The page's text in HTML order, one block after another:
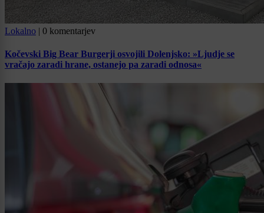
Lokalno | 0 komentarjev
Kočevski Big Bear Burgerji osvojili Dolenjsko: »Ljudje se
vračajo zaradi hrane, ostanejo pa zaradi odnosa«